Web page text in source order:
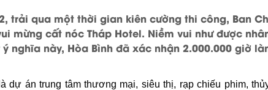
trải qua một thời gian kiên cường thi công, Ban
mừng cất nóc Tháp Hotel. Niềm vui như được
nghĩa này, Hòa Bình đã xác nhận 2.000.000 giờ
dự án trung tâm thương mại, siêu thị, rạp chiếu phim,